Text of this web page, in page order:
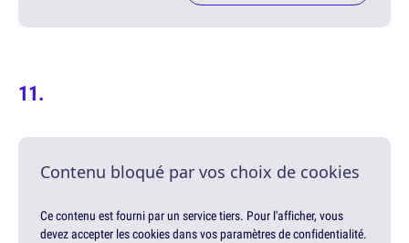
Contenu bloqué par vos choix de cookies
Ce contenu est fourni par un service tiers. Pour l'afficher, vous
devez accepter les cookies dans vos paramètres de confidentialité.